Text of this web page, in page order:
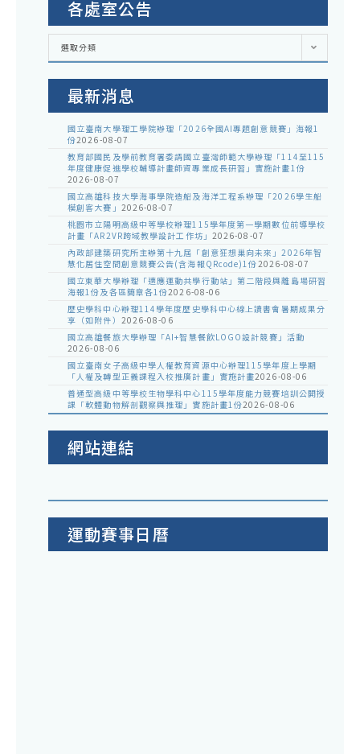
各處室公告
各
室
選取分類
最新消息
國立臺南大學理工學院辦理「2026全國AI專題創意競賽」海報1
份2026-08-07
教育部國民及學前教育署委請國立臺灣師範大學辦理「114至115
年度健康促進學校輔導計畫師資專業成長研習」實施計畫1份
2026-08-07
國立高雄科技大學海事學院造船及海洋工程系辦理「2026學生船
模創客大賽」 2026-08-07
桃園市立陽明高級中等學校辦理115學年度第一學期數位前導學校
計畫「AR2VR跨域教學設計工作坊」 2026-08-07
內政部建築研究所主辦第十九屆「創意狂想巢向未來」2026年智
慧化居住空間創意競賽公告(含海報QRcode)1份2026-08-07
國立東華大學辦理「適應運動共學行動站」第二階段與離島場研習
海報1份及各區簡章各1份2026-08-06
歷史學科中心辦理114學年度歷史學科中心線上讀書會暑期成果分
享（如附件） 2026-08-06
國立高雄餐旅大學辦理「AI+智慧餐飲LOGO設計競賽」活動
2026-08-06
國立臺南女子高級中學人權教育資源中心辦理115學年度上學期
「人權及轉型正義課程入校推廣計畫」實施計畫2026-08-06
普通型高級中等學校生物學科中心115學年度能力競賽培訓公開授
課「軟體動物解剖觀察與推理」實施計畫1份2026-08-06
網站連結
運動賽事日曆